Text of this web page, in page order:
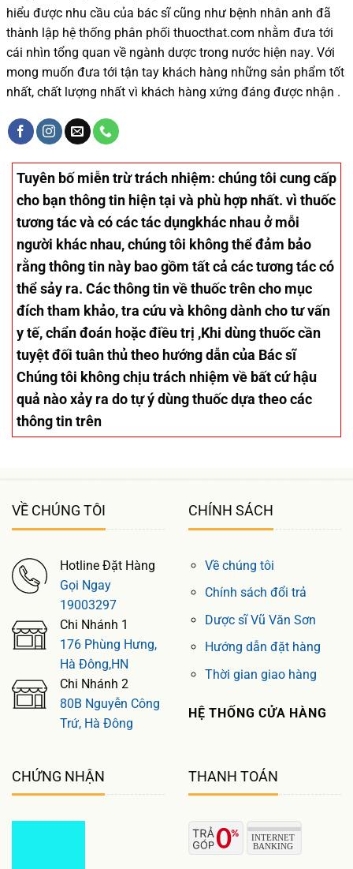
hiểu được nhu cầu của bác sĩcũng như bệnh nhân anh đã
thành lập hệ thống phân phối thuocthat.com nhằm đưa tới
cái nhìn tổng quan về ngành dược trong nước hiện nay. Với
mong muốn đưa tới tận tay khách hàng những sản phẩm tốt
nhất, chất lượng nhất vì khách hàng xứng đáng được nhận .
Tuyên bố miễn trừ trách nhiệm: chúng tôi cung cấp
cho bạn thông tin hiện tại và phù hợp nhất. vì thuốc
tương tác và có các tác dụngkhác nhau ở mỗi
người khác nhau, chúng tôi không thể đảm bảo
rằng thông tin này bao gồm tất cả các tương tác có
thể sảy ra. Các thông tin về thuốc trên cho mục
đích tham khảo, tra cứu và không dành cho tư vấn
y tế, chẩn đoán hoặc điều trị ,Khi dùng thuốc cần
tuyệt đối tuân thủ theo hướng dẫn của Bác sĩ
Chúng tôi không chịu trách nhiệm về bất cứ hậu
quả nào xảy ra do tự ý dùng thuốc dựa theo các
thông tin trên
VỀ CHÚNG TÔI
Hotline Đặt Hàng
Gọi Ngay
19003297
Chi Nhánh 1
176 Phùng Hưng,
Hà Đông,HN
Chi Nhánh 2
80B Nguyễn Công
Trứ, Hà Đông
CHÍNH SÁCH
Về chúng tôi
Chính sách đổi trả
Dược sĩ Vũ Văn Sơn
Hướng dẫn đặt hàng
Thời gian giao hàng
HỆ THỐNG CỬA HÀNG
CHỨNG NHẬN THANH TOÁN